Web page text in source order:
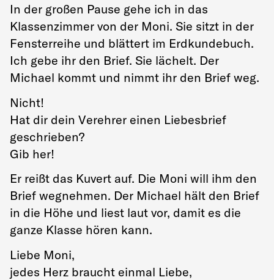
In der großen Pause gehe ich in das
Klassenzimmer von der Moni. Sie sitzt in der
Fensterreihe und blättert im Erdkundebuch.
Ich gebe ihr den Brief. Sie lächelt. Der
Michael kommt und nimmt ihr den Brief weg.
Nicht!
Hat dir dein Verehrer einen Liebesbrief
geschrieben?
Gib her!
Er reißt das Kuvert auf. Die Moni will ihm den
Brief wegnehmen. Der Michael hält den Brief
in die Höhe und liest laut vor, damit es die
ganze Klasse hören kann.
Liebe Moni,
jedes Herz braucht einmal Liebe,